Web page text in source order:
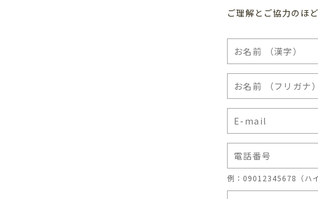
ご理解とご協力のほ
例：09012345678（ハ